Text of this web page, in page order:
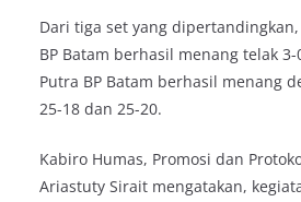
Dari tiga set yang
BP Batam berhasil menang telak 3-
Putra BP Batam berhasil menang
25-18 dan 25-20.
Kabiro Humas, Promosi dan
Ariastuty Sirait mengatakan,